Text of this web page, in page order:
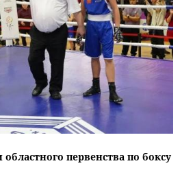
первенства по боксу